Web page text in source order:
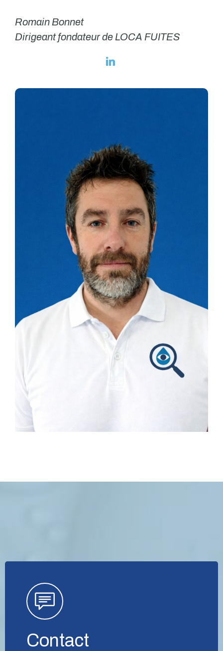
Romain Bonnet
Dirigeant fondateur de LOCA FUITES
Contact